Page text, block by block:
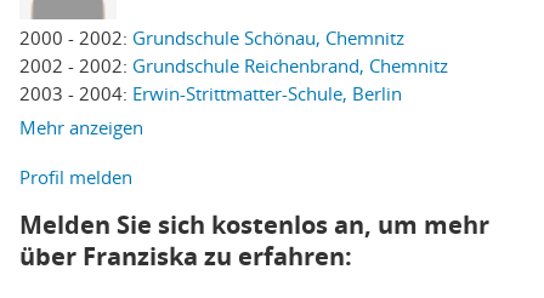
2000 - 2002: Grundschule Schönau, Chemnitz
2002 - 2002: Grundschule Reichenbrand, Chemnitz
2003 - 2004: Erwin-Strittmatter-Schule, Berlin
Mehr anzeigen
Profil melden
Melden Sie sich kostenlos an, um mehr
über Franziska zu erfahren: